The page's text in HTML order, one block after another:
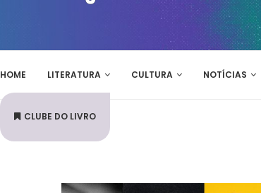
HOME LITERATURA CULTURA NOTÍCIAS
CLUBE DO LIVRO